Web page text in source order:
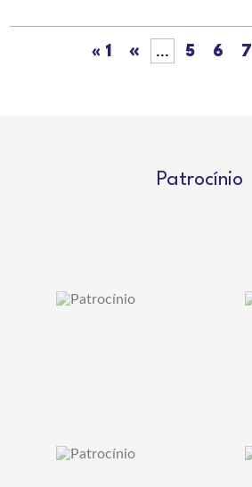
« 1 « ... 5 6 7
Patrocínio